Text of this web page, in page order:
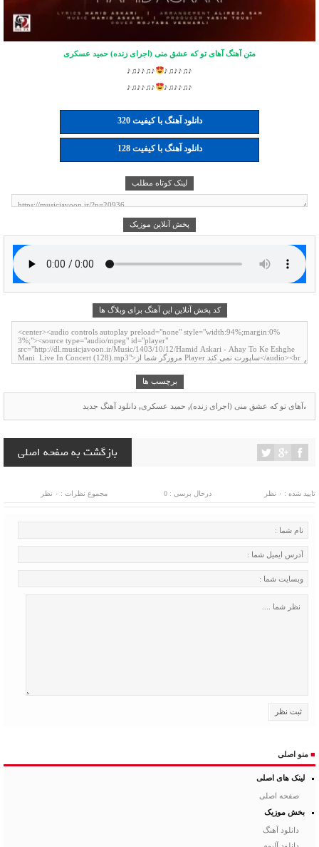
متن آهنگ آهای تو که عشق منی (اجرای زنده) حمید عسکری
♪♫♪♪♫♪
♪♫♪♪♫♪
♪♫♪♪♫♪
♪♫♪♪♫♪
دانلود آهنگ با کیفیت 320
دانلود آهنگ با کیفیت 128
لینک کوتاه مطلب
پخش آنلاین موزیک
کد پخش آنلاین این آهنگ برای وبلاگ ها
برچسب ها
،آهای تو که عشق منی (اجرای زنده), حمید عسکری, دانلود آهنگ جدید
بازگشت به صفحه اصلی
تایید شده : ۰ نظر درحال برسی : 0 مجموع نظرات : ۰ نظر
■ منو اصلی
لینک های اصلی
صفحه اصلی
بخش موزیک
دانلود آهنگ